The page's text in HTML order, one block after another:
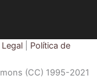
Política de
(CC) 1995-2021